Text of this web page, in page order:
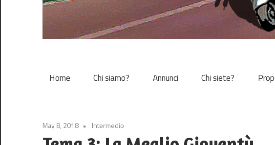
Vespa
Home Chi siamo? Annunci Chi siete?
May 8, 2018 Intermedio